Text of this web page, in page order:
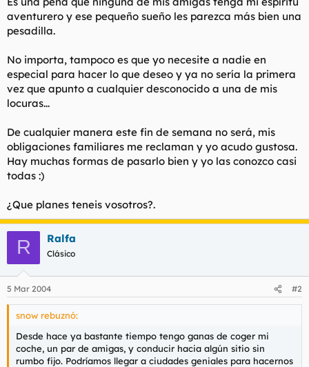
aventurero y ese pequeño sueño les parezca más bien una
pesadilla.
No importa, tampoco es que yo necesite a nadie en
especial para hacer lo que deseo y ya no sería la primera
vez que apunto a cualquier desconocido a una de mis
locuras...
De cualquier manera este fin de semana no será, mis
obligaciones familiares me reclaman y yo acudo gustosa.
Hay muchas formas de pasarlo bien y yo las conozco casi
todas :)
¿Que planes teneis vosotros?.
R Ralfa
Clásico
5 Mar 2004 #2
snow rebuznó:
Desde hace ya bastante tiempo tengo ganas de coger mi
coche, un par de amigas, y conducir hacia algún sitio sin
rumbo fijo. Podríamos llegar a ciudades geniales para hacernos